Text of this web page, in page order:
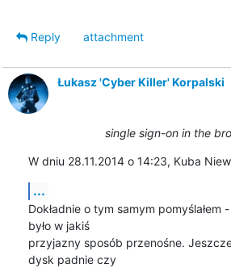
Reply
attachment
Łukasz 'Cyber Killer' Korpalski
single sign-on in the
W dniu 28.11.2014 o 14:23, Kuba
...
Dokładnie o tym samym pomyślałem
było w jakiś
przyjazny sposób przenośne.
dysk padnie czy